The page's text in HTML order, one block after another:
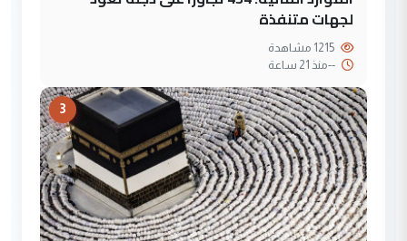
لجهات متنفذة
--منذ 21 ساعة
3